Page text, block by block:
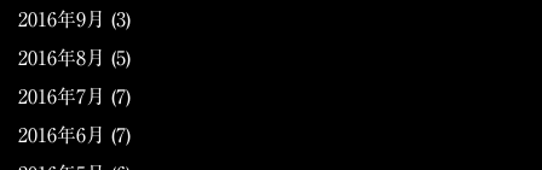
2016年9月 (3)
2016年8月 (5)
2016年7月 (7)
2016年6月 (7)